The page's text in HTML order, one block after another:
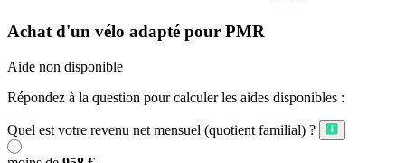
Achat d'un vélo adapté pour PMR
Aide non disponible
Répondez à la question pour calculer les aides disponibles :
Quel est votre revenu net mensuel (quotient familial) ?